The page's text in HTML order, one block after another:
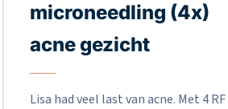
microneedling (4x)
acne gezicht
Lisa had veel last van acne. Met 4 RF